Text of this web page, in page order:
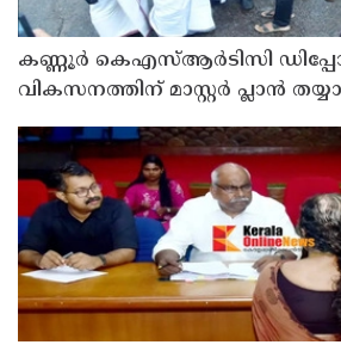
കണ്ണൂർ കെഎസ്ആർടിസി
വികസനത്തിന് മാസ്റ്റർ പ്ലാൻ